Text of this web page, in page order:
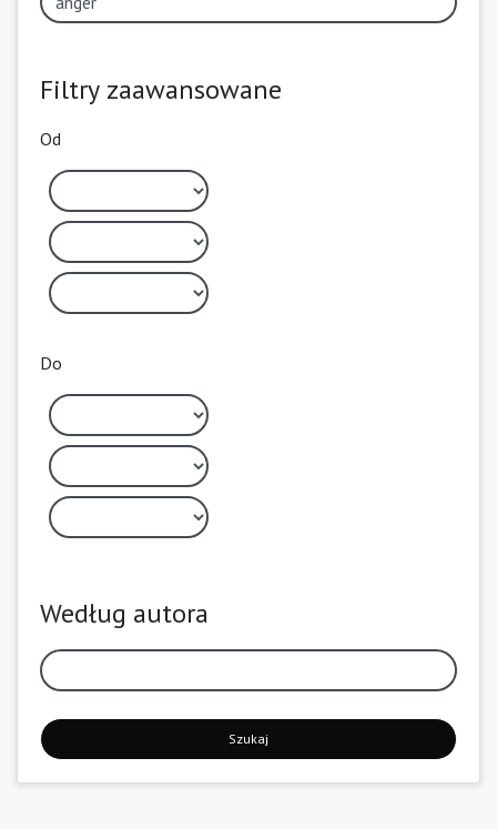
Filtry zaawansowane
Od
Do
Według autora
Szukaj